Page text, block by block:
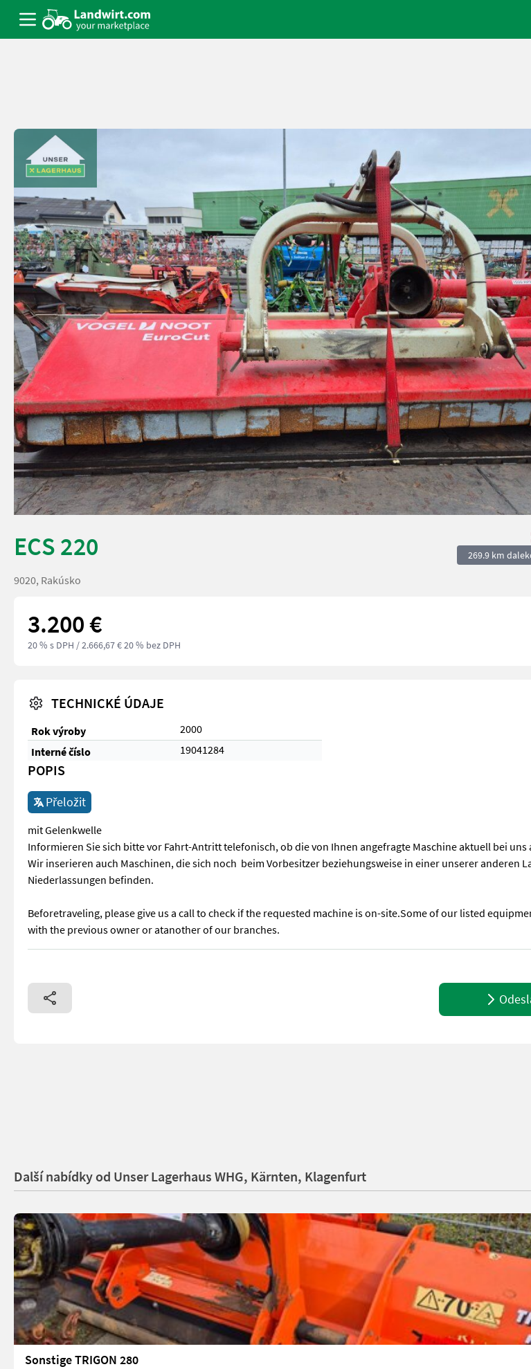
ECS 220 269.9 km
9020, Rakúsko
3.200 €
20 % s DPH / 2.666,67 € 20 % bez DPH
TECHNICKÉ ÚDAJE
Rok výroby
2000
Interné číslo
19041284
POPIS
Přeložit
mit Gelenkwelle
Informieren Sie sich bitte vor Fahrt-Antritt telefonisch, ob die von Ihnen angefragte Maschine aktuell bei uns
Wir inserieren auch Maschinen, die sich noch beim Vorbesitzer beziehungsweise in einer unserer anderen
Niederlassungen befinden.
Beforetraveling, please give us a call to check if the requested machine is on-site.Some of our listed
with the previous owner or atanother of our branches.
mit Gelenkwelle Informieren Sie sich bitte vor Fahrt-Antritt telefonisch, ob die von Ihnen angefragte
Další nabídky od Unser Lagerhaus WHG, Kärnten, Klagenfurt
Sonstige TRIGON 280